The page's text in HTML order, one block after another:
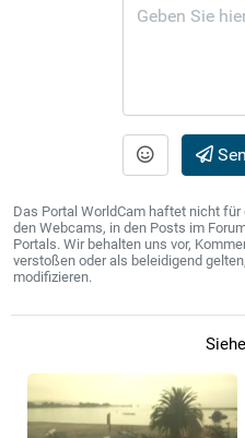
Das Portal WorldCam haftet nicht
den Webcams, in den Posts im
Portals. Wir behalten uns vor,
verstoßen oder als beleidigend
modifizieren.